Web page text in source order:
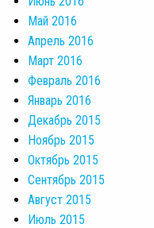
Май 2016
Апрель 2016
Март 2016
Февраль 2016
Январь 2016
Декабрь 2015
Ноябрь 2015
Октябрь 2015
Сентябрь 2015
Август 2015
Июль 2015